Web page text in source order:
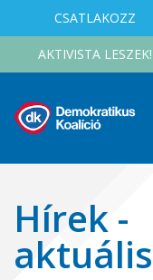
CSATLAKOZZ
AKTIVISTA LESZEK!
Hírek -
aktuális